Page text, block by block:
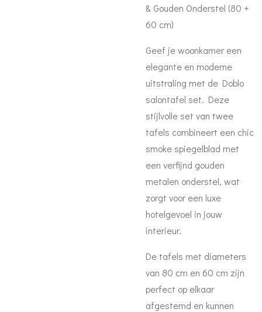
& Gouden Onderstel (80 +
60 cm)
Geef je woonkamer een
elegante en moderne
uitstraling met de Doblo
salontafel set. Deze
stijlvolle set van twee
tafels combineert een chic
smoke spiegelblad met
een verfijnd gouden
metalen onderstel, wat
zorgt voor een luxe
hotelgevoel in jouw
interieur.
De tafels met diameters
van 80 cm en 60 cm zijn
perfect op elkaar
afgestemd en kunnen